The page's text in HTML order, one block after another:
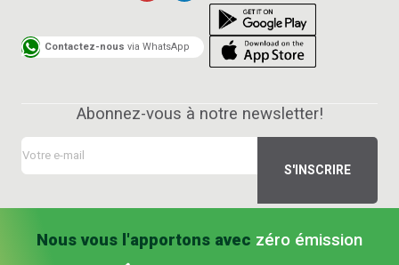
Contactez-nous via WhatsApp
Abonnez-vous à notre newsletter!
Nous vous l'apportons avec zéro émission